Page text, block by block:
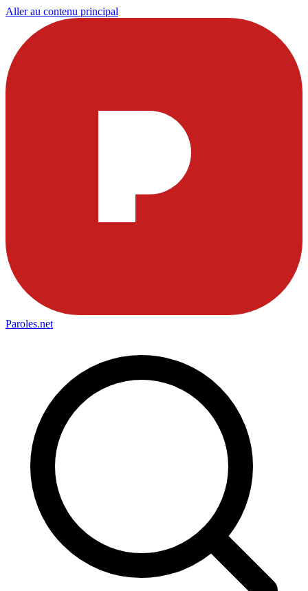
Aller au contenu principal
Paroles.net